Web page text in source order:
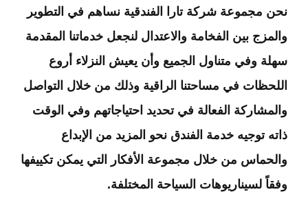
نحن مجموعة شركة تارا الفندقية نساهم في التطوير
والمزج بين الفخامة والاعتدال لنجعل خدماتنا المقدمة
سهلة وفي متناول الجميع وأن يعيش النزلاء أروع
اللحظات في مساحتنا الراقية وذلك من خلال التواصل
والمشاركة الفعالة في تحديد احتياجاتهم وفي الوقت
ذاته توجيه خدمة الفندق نحو المزيد من الإبداع
والحماس من خلال مجموعة الأفكار التي يمكن تكييفها
وفقاً لسيناريوهات السياحة المختلفة.